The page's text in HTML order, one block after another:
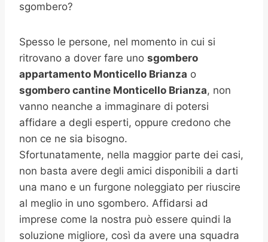
sgombero?
Spesso le persone, nel momento in cui si
ritrovano a dover fare uno sgombero
appartamento Monticello Brianza o
sgombero cantine Monticello Brianza, non
vanno neanche a immaginare di potersi
affidare a degli esperti, oppure credono che
non ce ne sia bisogno.
Sfortunatamente, nella maggior parte dei casi,
non basta avere degli amici disponibili a darti
una mano e un furgone noleggiato per riuscire
al meglio in uno sgombero. Affidarsi ad
imprese come la nostra può essere quindi la
soluzione migliore, così da avere una squadra